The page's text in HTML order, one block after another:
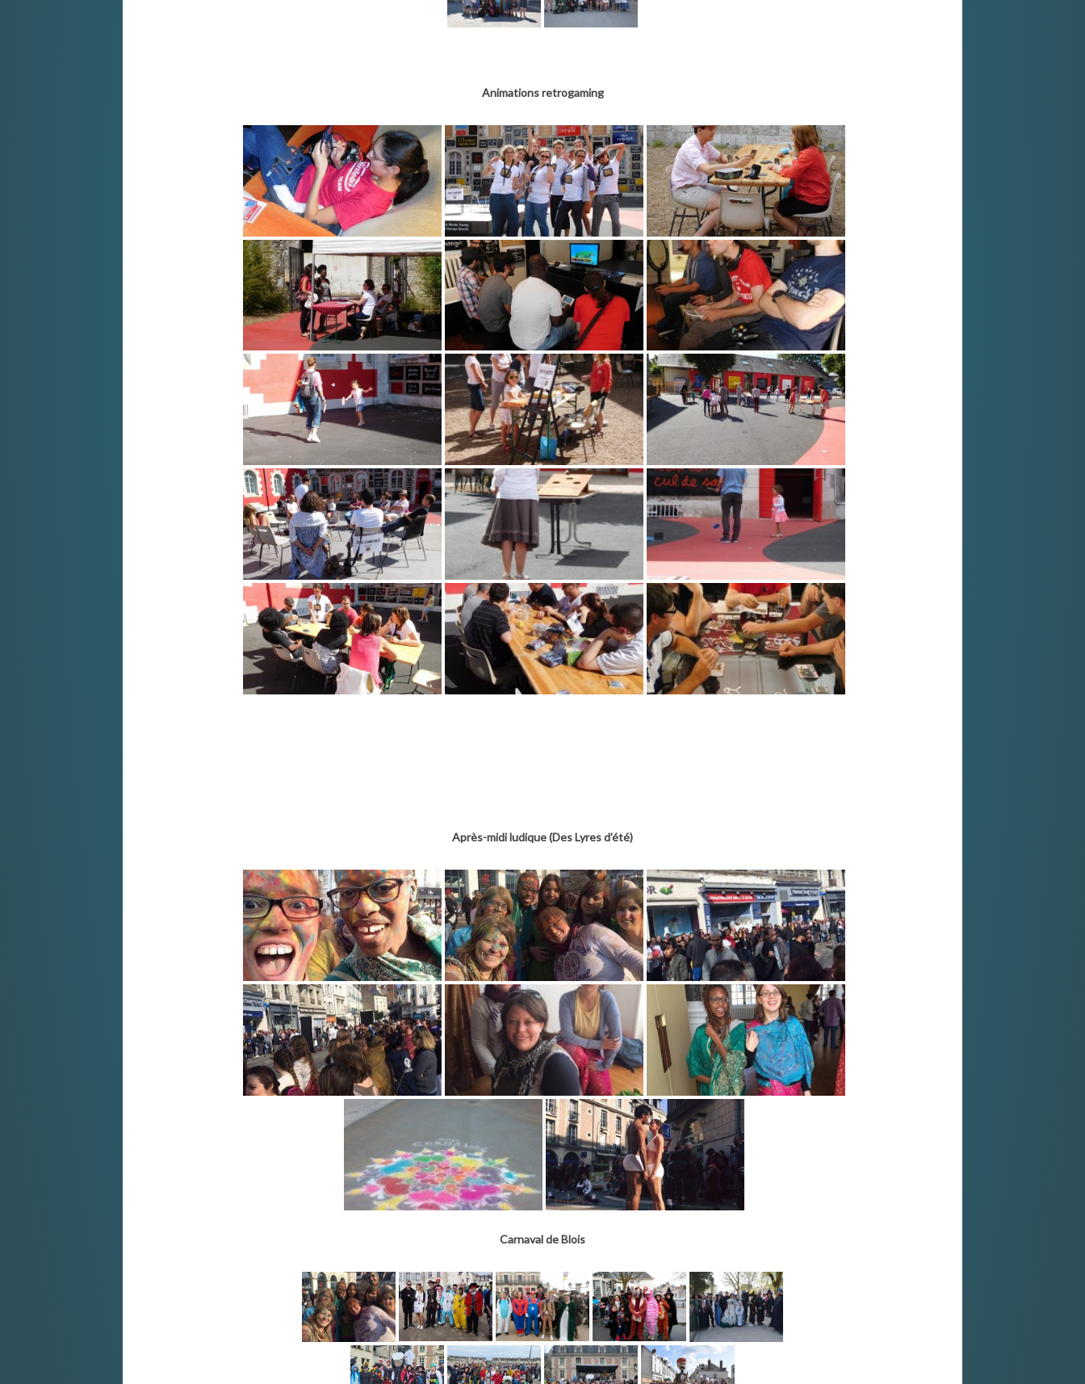
Animations retrogaming
Après-midi ludique (Des Lyres d’été)
Carnaval de Blois